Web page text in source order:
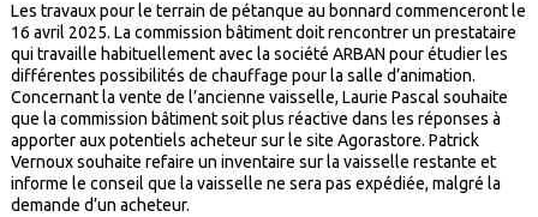
Les travaux pour le terrain de pétanque au bonnard commenceront le
16 avril 2025. La commission bâtiment doit rencontrer un prestataire
qui travaille habituellement avec la société ARBAN pour étudier les
différentes possibilités de chauffage pour la salle d’animation.
Concernant la vente de l’ancienne vaisselle, Laurie Pascal souhaite
que la commission bâtiment soit plus réactive dans les réponses à
apporter aux potentiels acheteur sur le site Agorastore. Patrick
Vernoux souhaite refaire un inventaire sur la vaisselle restante et
informe le conseil que la vaisselle ne sera pas expédiée, malgré la
demande d’un acheteur.